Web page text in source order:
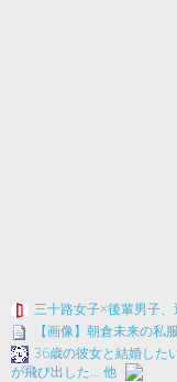
三十路女子×後輩男子
【画像】朝倉未来の私
36歳の彼女と結婚した
が飛び出した… 他